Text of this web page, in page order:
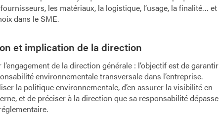
les matériaux, la logistique, l’usage, la finalité… et
dans le SME.
et implication de la direction
de la direction générale : l’objectif est de garantir
environnementale transversale dans l’entreprise.
la politique environnementale, d’en assurer la visibilité en
et de préciser à la direction que sa responsabilité dépasse